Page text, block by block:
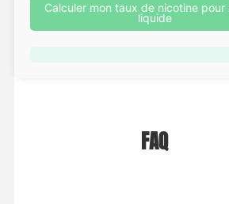
Calculer mon taux de nicotine pour
liquide
FAQ